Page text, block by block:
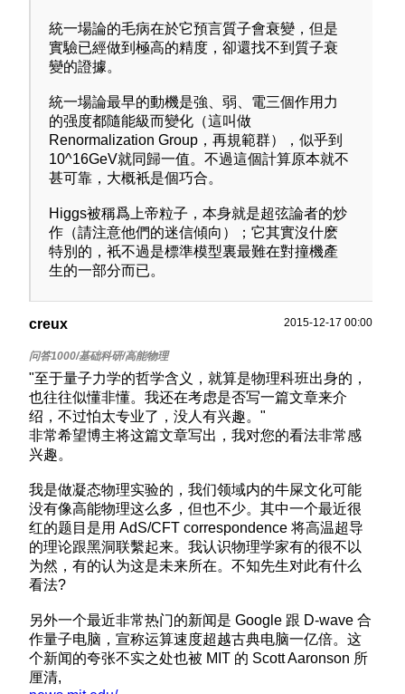
統一場論的毛病在於它預言質子會衰變，但是
實驗已經做到極高的精度，卻還找不到質子衰
變的證據。
統一場論最早的動機是強、弱、電三個作用力
的强度都隨能級而變化（這叫做
Renormalization Group，再規範群），似乎到
10^16GeV就同歸一值。不過這個計算原本就不
甚可靠，大概衹是個巧合。
Higgs被稱爲上帝粒子，本身就是超弦論者的炒
作（請注意他們的迷信傾向）；它其實沒什麽
特別的，衹不過是標準模型裏最難在對撞機產
生的一部分而已。
creux 2015-12-17 00:00
"至于量子力学的哲学含义，就算是物理科班出身的，
也往往似懂非懂。我还在考虑是否写一篇文章来介
绍，不过怕太专业了，没人有兴趣。"
非常希望博主将这篇文章写出，我对您的看法非常感
兴趣。
我是做凝态物理实验的，我们领域内的牛屎文化可能
没有像高能物理这么多，但也不少。其中一个最近很
红的题目是用 AdS/CFT correspondence 将高温超导
的理论跟黑洞联繫起来。我认识物理学家有的很不以
为然，有的认为这是未来所在。不知先生对此有什么
看法?
另外一个最近非常热门的新闻是 Google 跟 D-wave 合
作量子电脑，宣称运算速度超越古典电脑一亿倍。这
个新闻的夸张不实之处也被 MIT 的 Scott Aaronson 所
厘清,